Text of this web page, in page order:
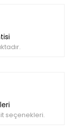
seçenekleri.